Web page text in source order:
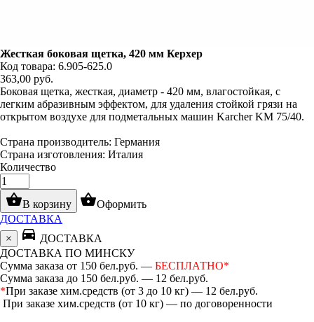
Жесткая боковая щетка, 420 мм Керхер
Код товара: 6.905-625.0
363,00 руб.
Боковая щетка, жесткая, диаметр - 420 мм, влагостойкая, с
легким абразивным эффектом, для удаления стойкой грязи на
открытом воздухе для подметальных машин Karcher KM 75/40.
Страна производитель: Германия
Страна изготовления: Италия
Количество
shopping_basketВ корзину shopping_basketОформить
ДОСТАВКА
×
directions_car ДОСТАВКА
ДОСТАВКА ПО МИНСКУ
Сумма заказа от 150 бел.руб. — БЕСПЛАТНО*
Сумма заказа до 150 бел.руб. — 12 бел.руб.
*При заказе хим.средств (от 3 до 10 кг) — 12 бел.руб.
При заказе хим.средств (от 10 кг) — по договоренности